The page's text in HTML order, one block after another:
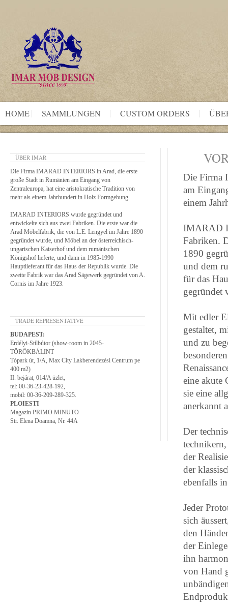
HOME SAMMLUNGEN CUSTOM ORDERS
ÜBER IMAR
Die Firma IMARAD INTERIORS in Arad, die erste
große Stadt in Rumänien am Eingang von
Zentraleuropa, hat eine aristokratische Tradition von
mehr als einem Jahrhundert in Holz Formgebung.
IMARAD INTERIORS wurde gegründet und
entwickelte sich aus zwei Fabriken. Die erste war die
Arad Möbelfabrik, die von L.E. Lengyel im Jahre 1890
gegründet wurde, und Möbel an der österreichisch-
ungarischen Kaiserhof und dem rumänischen
Königshof lieferte, und dann in 1985-1990
Hauptlieferant für das Haus der Republik wurde. Die
zweite Fabrik war das Arad Sägewerk gegründet von A.
Cornis im Jahre 1923.
TRADE REPRESENTATIVE
BUDAPEST:
Erdélyi-Stílbútor (show-room in 2045-
TÖRÖKBÁLINT
Tópark út, 1/A, Max City Lakberendezési Centrum pe
400 m2)
II. bejárat, 014/A üzlet,
tel: 00-36-23-428-192,
mobil: 00-36-209-289-325.
PLOIESTI
Magazin PRIMO MINUTO
Str. Elena Doamna, Nr. 44A
Die Firma
am
einem
IMARAD
Fabriken.
1890
und dem
für das
gegründet
Mit edler
gestaltet,
und zu
eine akute
sie eine
anerkannt
Der
der
der
ebenfalls
Jeder
sich
den
der
ihn
von Hand